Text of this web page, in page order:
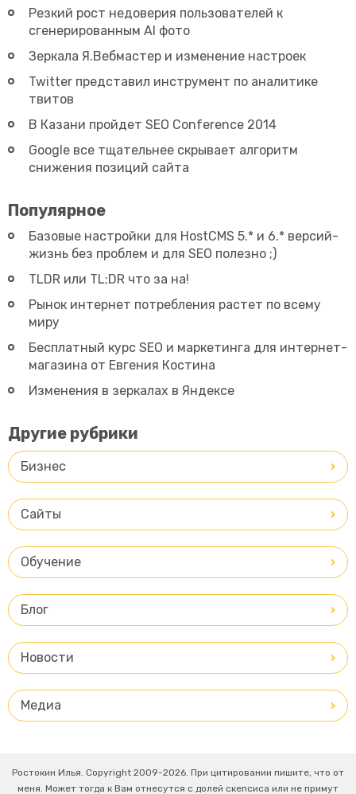
Резкий рост недоверия пользователей к
сгенерированным AI фото
Зеркала Я.Вебмастер и изменение настроек
Twitter представил инструмент по аналитике
твитов
В Казани пройдет SEO Conference 2014
Google все тщательнее скрывает алгоритм
снижения позиций сайта
Популярное
Базовые настройки для HostCMS 5.* и 6.* версий-
жизнь без проблем и для SEO полезно ;)
TLDR или TL;DR что за на!
Рынок интернет потребления растет по всему
миру
Бесплатный курс SEO и маркетинга для интернет-
магазина от Евгения Костина
Изменения в зеркалах в Яндексе
Другие рубрики
Бизнес
Сайты
Обучение
Блог
Новости
Медиа
Ростокин Илья. Copyright 2009-2026. При цитировании пишите, что от
меня. Может тогда к Вам отнесутся с долей скепсиса или не примут
Обо мне